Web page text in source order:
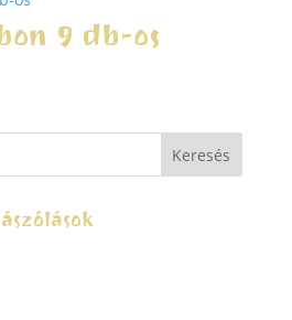
9 db-os